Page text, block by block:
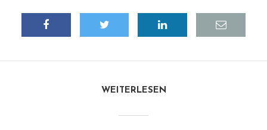
WEITERLESEN